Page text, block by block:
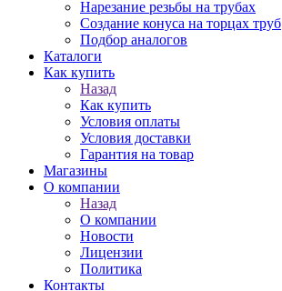
Нарезание резьбы на трубах
Создание конуса на торцах труб
Подбор аналогов
Каталоги
Как купить
Назад
Как купить
Условия оплаты
Условия доставки
Гарантия на товар
Магазины
О компании
Назад
О компании
Новости
Лицензии
Политика
Контакты